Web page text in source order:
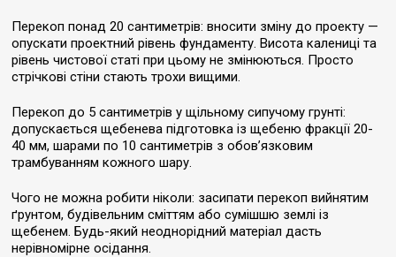
Перекоп понад 20 сантиметрів: вносити зміну до проекту —
опускати проектний рівень фундаменту. Висота калениці та
рівень чистової статі при цьому не змінюються. Просто
стрічкові стіни стають трохи вищими.
Перекоп до 5 сантиметрів у щільному сипучому грунті:
допускається щебенева підготовка із щебеню фракції 20-
40 мм, шарами по 10 сантиметрів з обов’язковим
трамбуванням кожного шару.
Чого не можна робити ніколи: засипати перекоп вийнятим
ґрунтом, будівельним сміттям або сумішшю землі із
щебенем. Будь-який неоднорідний матеріал дасть
нерівномірне осідання.